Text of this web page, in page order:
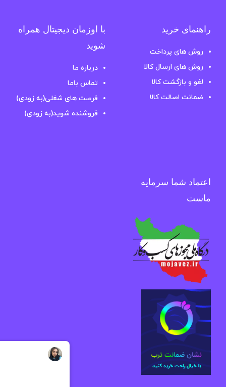
راهنمای خرید
روش های پرداخت
روش های ارسال کالا
لغو و بازگشت کالا
ضمانت اصالت کالا
با اوزمان دیجیتال همراه
شوید
درباره ما
تماس باما
فرصت های شغلی(به زودی)
فروشنده شوید(به زودی)
اعتماد شما سرمایه
ماست